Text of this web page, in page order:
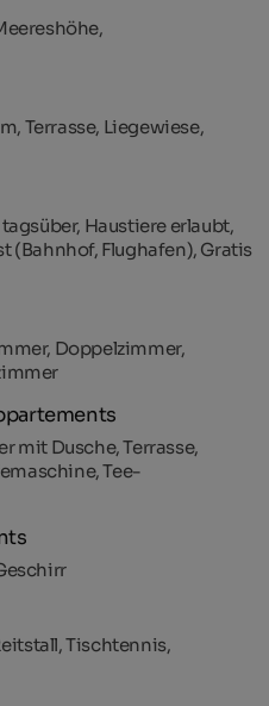
Terrasse, Liegewiese,
Haustiere erlaubt,
(Bahnhof, Flughafen), Gratis
Doppelzimmer,
mit Dusche, Terrasse,
Tee-
Tischtennis,